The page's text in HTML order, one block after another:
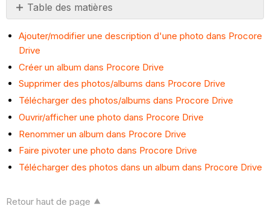
Table des matières
Pas
d'entêtes
Ajouter/modifier une description d'une photo dans Procore
Drive
Créer un album dans Procore Drive
Supprimer des photos/albums dans Procore Drive
Télécharger des photos/albums dans Procore Drive
Ouvrir/afficher une photo dans Procore Drive
Renommer un album dans Procore Drive
Faire pivoter une photo dans Procore Drive
Télécharger des photos dans un album dans Procore Drive
Retour haut de page